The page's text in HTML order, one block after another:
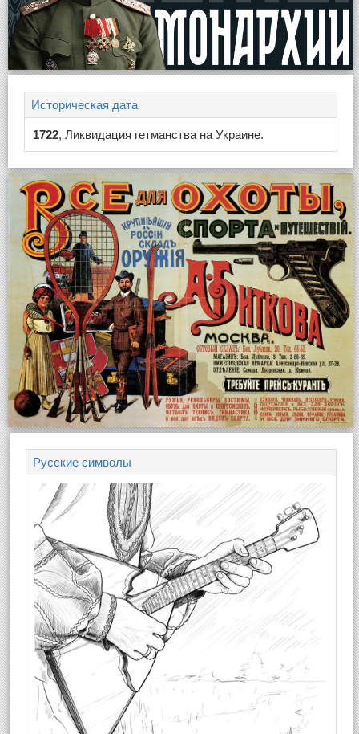
Историческая дата
1722, Ликвидация гетманства на Украине.
Русские символы